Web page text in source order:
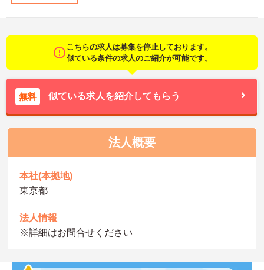
こちらの求人は募集を停止しております。
似ている条件の求人のご紹介が可能です。
無料 似ている求人を紹介してもらう
法人概要
本社(本拠地)
東京都
法人情報
※詳細はお問合せください